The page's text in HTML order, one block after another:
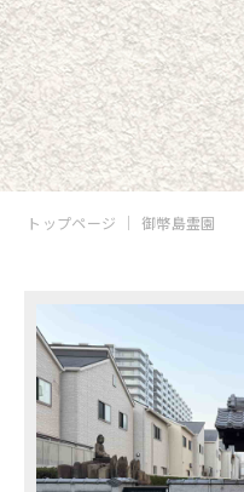
トップページ 御幣島霊園